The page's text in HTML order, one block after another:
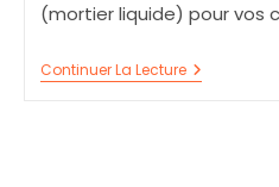
(mortier liquide) pour vos
Continuer La LectureChape
Liquide